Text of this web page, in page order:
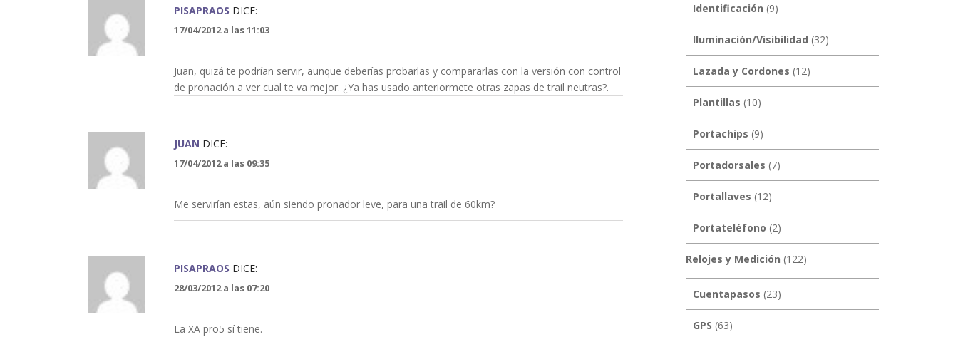
PISAPRAOS DICE:
17/04/2012 a las 11:03
Juan, quizá te podrían servir, aunque deberías probarlas y compararlas con la versión con control
de pronación a ver cual te va mejor. ¿Ya has usado anteriormete otras zapas de trail neutras?.
JUAN DICE:
17/04/2012 a las 09:35
Me servirían estas, aún siendo pronador leve, para una trail de 60km?
PISAPRAOS DICE:
28/03/2012 a las 07:20
La XA pro5 sí tiene.
Identificación (9)
Iluminación/Visibilidad (32)
Lazada y Cordones (12)
Plantillas (10)
Portachips (9)
Portadorsales (7)
Portallaves (12)
Portateléfono (2)
Relojes y Medición (122)
Cuentapasos (23)
GPS (63)